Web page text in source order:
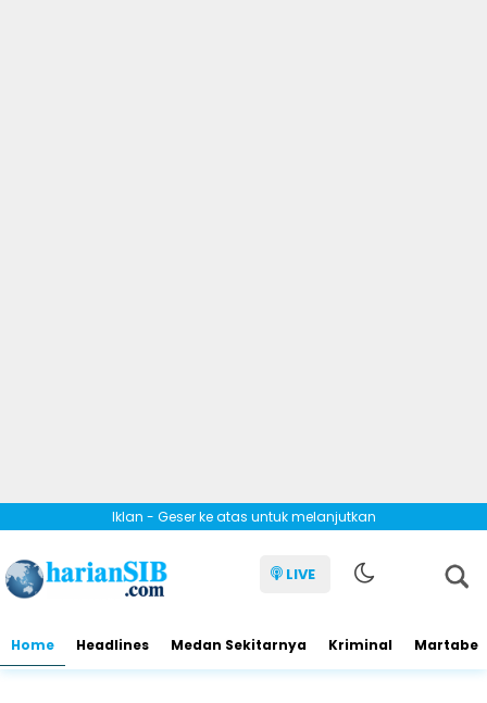
Iklan - Geser ke atas untuk melanjutkan
LIVE
Home Headlines Medan Sekitarnya Kriminal Martabe